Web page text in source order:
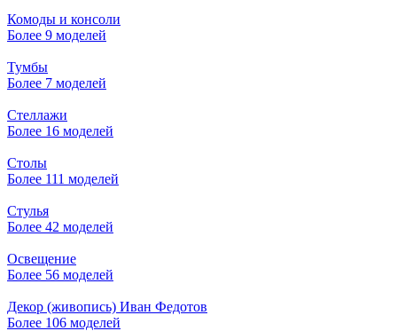
Комоды и консоли
Более 9 моделей
Тумбы
Более 7 моделей
Стеллажи
Более 16 моделей
Столы
Более 111 моделей
Стулья
Более 42 моделей
Освещение
Более 56 моделей
Декор (живопись) Иван Федотов
Более 106 моделей